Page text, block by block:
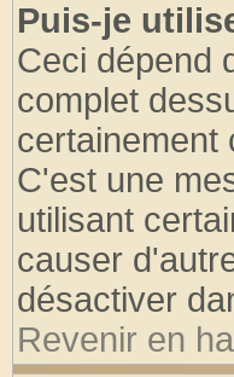
Puis-je
Ceci dépend
complet
certainement
C'est une
utilisant
causer
désactiver
Revenir en